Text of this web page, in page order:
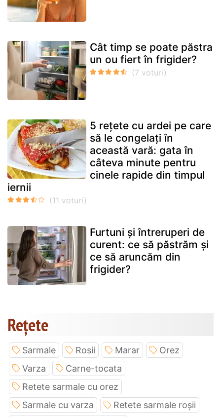
Cât timp se poate păstra
un ou fiert în frigider?
5 rețete cu ardei pe care
să le congelați în
această vară: gata în
câteva minute pentru
cinele rapide din timpul
iernii
Furtuni și întreruperi de
curent: ce să păstrăm și
ce să aruncăm din
frigider?
Rețete
Sarmale Rosii Marar
Orez
Varza
Carne-tocata
Retete sarmale cu orez
Sarmale cu varza
Retete sarmale roșii